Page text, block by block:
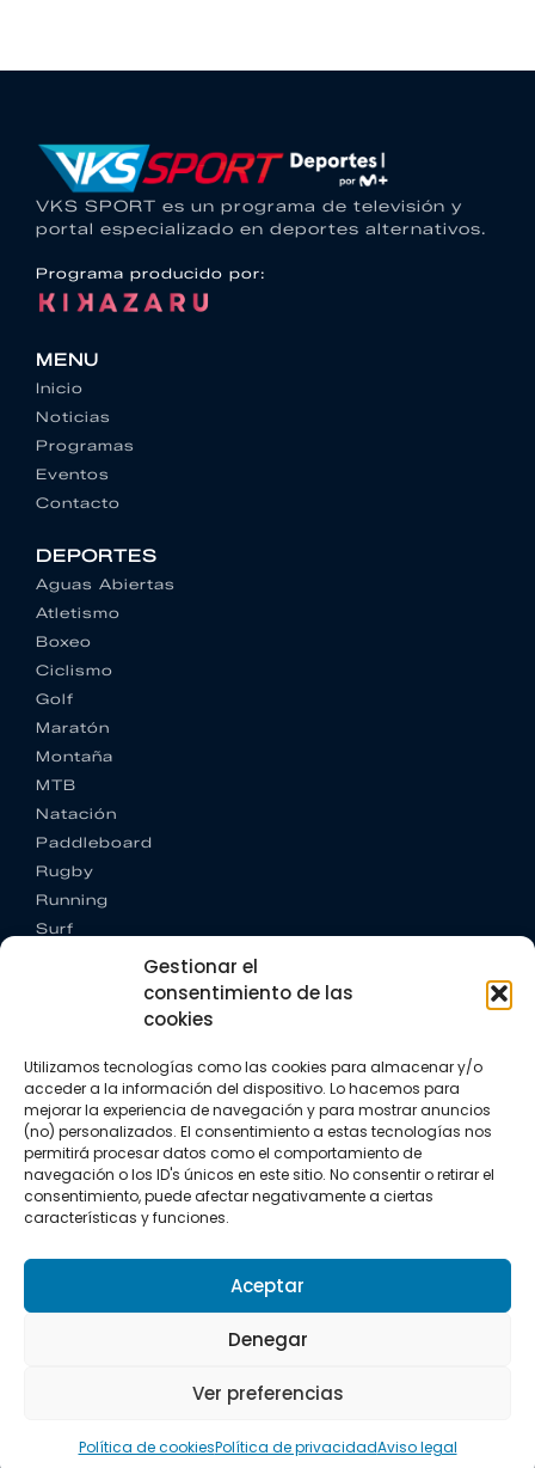
Gestionar el
consentimiento de las
cookies
Utilizamos tecnologías como las cookies para almacenar y/o
acceder a la información del dispositivo. Lo hacemos para
mejorar la experiencia de navegación y para mostrar anuncios
(no) personalizados. El consentimiento a estas tecnologías nos
permitirá procesar datos como el comportamiento de
navegación o los ID's únicos en este sitio. No consentir o retirar el
consentimiento, puede afectar negativamente a ciertas
características y funciones.
Aceptar
Denegar
Ver preferencias
Política de cookiesPolítica de privacidadAviso legal
VKS SPORT es un programa de televisión y
portal especializado en deportes alternativos.
Programa producido por:
MENU
Inicio
Noticias
Programas
Eventos
Contacto
DEPORTES
Aguas Abiertas
Atletismo
Boxeo
Ciclismo
Golf
Maratón
Montaña
MTB
Natación
Paddleboard
Rugby
Running
Surf
Trail running
+34 922 303 191
+34 662 342 177
info@vkssport.com
SÍGUENOS
Política de privacidad
Copyright © 2026 VKS Sport.